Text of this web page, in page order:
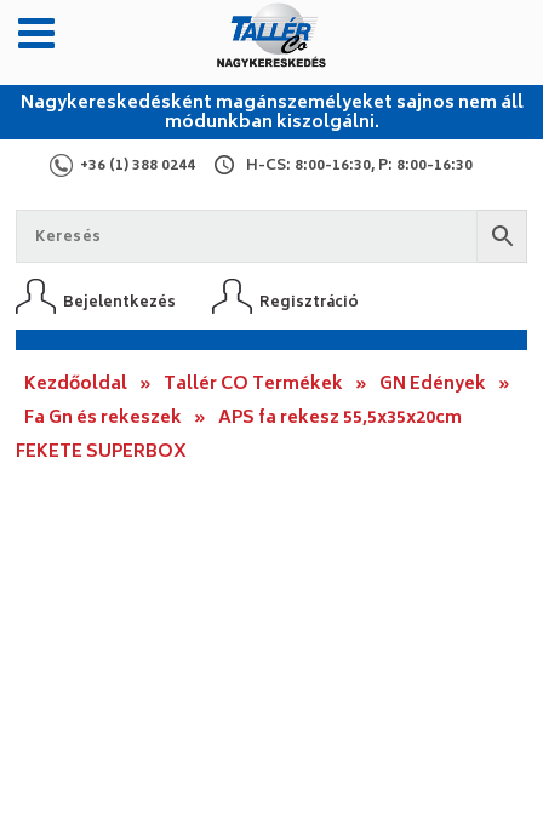
Nagykereskedésként magánszemélyeket sajnos nem áll
módunkban kiszolgálni.
+36 (1) 388 0244 H-CS: 8:00-16:30, P: 8:00-16:30
Bejelentkezés Regisztráció
Kezdőoldal » Tallér CO Termékek » GN Edények »
Fa Gn és rekeszek » APS fa rekesz 55,5x35x20cm
FEKETE SUPERBOX